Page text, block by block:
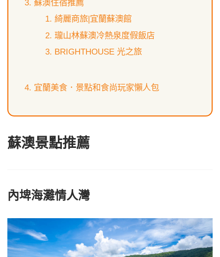
蘇澳住宿推薦
綺麗商旅|宜蘭蘇澳館
瓏山林蘇澳冷熱泉度假飯店
BRIGHTHOUSE 光之旅
宜蘭美食．景點和食尚玩家懶人包
蘇澳景點推薦
內埤海灘情人灣